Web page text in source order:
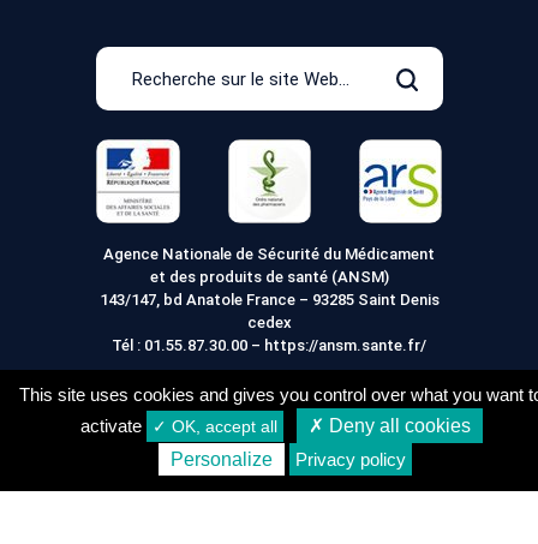
Acheter
Recherche
le
site
Web
Rechercher
Agence Nationale de Sécurité du Médicament
et des produits de santé (ANSM)
143/147, bd Anatole France – 93285 Saint Denis
cedex
Tél : 01.55.87.30.00 – https://ansm.sante.fr/
Mentions légales
Conditions générales de vente
Conditions de Livraison
Vie Privée
This site uses cookies and gives you control over what you want
activate
✓ OK, accept all
✗ Deny all cookies
Personalize
Privacy policy